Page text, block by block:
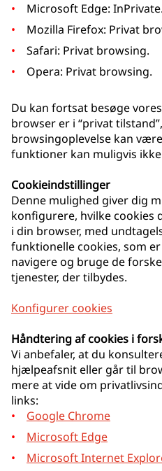
Microsoft Edge: InPrivate.
Mozilla Firefox: Privat
Safari: Privat browsing.
Opera: Privat browsing.
Du kan fortsat besøge
browser er i “privat
browsingoplevelse kan
funktioner kan muligvis
Cookieindstillinger
Denne mulighed giver dig
konfigurere, hvilke cookies
i din browser, med
funktionelle cookies, som
navigere og bruge de
tjenester, der tilbydes.
Konfigurer cookies
Håndtering af cookies i
Vi anbefaler, at du
hjælpeafsnit eller går til
mere at vide om
links:
Google Chrome
Microsoft Edge
Microsoft Internet